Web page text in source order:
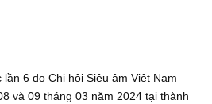
6 do Chi hội Siêu âm Việt Nam
và 09 tháng 03 năm 2024 tại thành